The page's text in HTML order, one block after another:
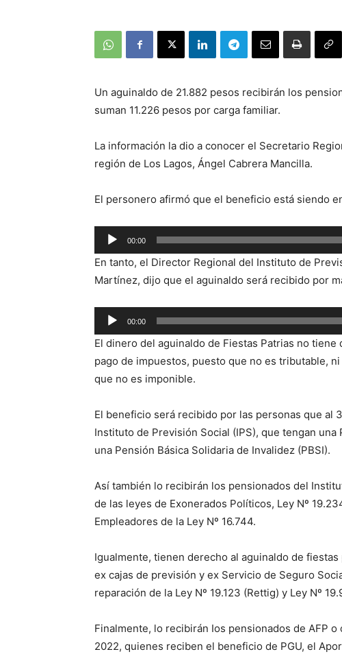
Un aguinaldo de 21.882 pesos recibirán los
suman 11.226 pesos por carga familiar.
La información la dio a conocer el Secretario
región de Los Lagos, Ángel Cabrera Mancilla.
El personero afirmó que el beneficio está siendo
Reproductor
de
audio
00:00
En tanto, el Director Regional del Instituto de
Martínez, dijo que el aguinaldo será recibido por
Reproductor
de
audio
00:00
El dinero del aguinaldo de Fiestas Patrias no
pago de impuestos, puesto que no es tributable,
que no es imponible.
El beneficio será recibido por las personas que al
Instituto de Previsión Social (IPS), que tengan una
una Pensión Básica Solidaria de Invalidez (PBSI).
Así también lo recibirán los pensionados del
de las leyes de Exonerados Políticos, Ley Nº
Empleadores de la Ley Nº 16.744.
Igualmente, tienen derecho al aguinaldo de
ex cajas de previsión y ex Servicio de Seguro
reparación de la Ley Nº 19.123 (Rettig) y Ley Nº
Finalmente, lo recibirán Ios pensionados de AFP
2022, quienes reciben el beneficio de PGU, el